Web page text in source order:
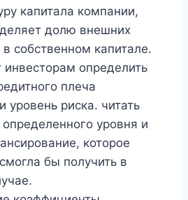
капитала компании,
долю внешних
в собственном капитале.
инвесторам определить
плеча
уровень риска. читать
уровня и
которое
бы получить в